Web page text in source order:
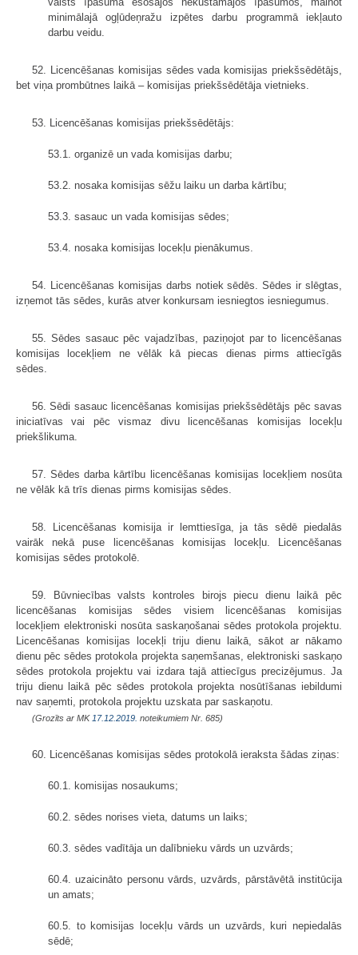
minimālajā ogļūdeņražu izpētes darbu programmā iekļauto
darbu veidu.
52. Licencēšanas komisijas sēdes vada komisijas priekšsēdētājs,
bet viņa prombūtnes laikā – komisijas priekšsēdētāja vietnieks.
53. Licencēšanas komisijas priekšsēdētājs:
53.1. organizē un vada komisijas darbu;
53.2. nosaka komisijas sēžu laiku un darba kārtību;
53.3. sasauc un vada komisijas sēdes;
53.4. nosaka komisijas locekļu pienākumus.
54. Licencēšanas komisijas darbs notiek sēdēs. Sēdes ir slēgtas,
izņemot tās sēdes, kurās atver konkursam iesniegtos iesniegumus.
55. Sēdes sasauc pēc vajadzības, paziņojot par to licencēšanas
komisijas locekļiem ne vēlāk kā piecas dienas pirms attiecīgās
sēdes.
56. Sēdi sasauc licencēšanas komisijas priekšsēdētājs pēc savas
iniciatīvas vai pēc vismaz divu licencēšanas komisijas locekļu
priekšlikuma.
57. Sēdes darba kārtību licencēšanas komisijas locekļiem nosūta
ne vēlāk kā trīs dienas pirms komisijas sēdes.
58. Licencēšanas komisija ir lemttiesīga, ja tās sēdē piedalās
vairāk nekā puse licencēšanas komisijas locekļu. Licencēšanas
komisijas sēdes protokolē.
59. Būvniecības valsts kontroles birojs piecu dienu laikā pēc
licencēšanas komisijas sēdes visiem licencēšanas komisijas
locekļiem elektroniski nosūta saskaņošanai sēdes protokola projektu.
Licencēšanas komisijas locekļi triju dienu laikā, sākot ar nākamo
dienu pēc sēdes protokola projekta saņemšanas, elektroniski saskaņo
sēdes protokola projektu vai izdara tajā attiecīgus precizējumus. Ja
triju dienu laikā pēc sēdes protokola projekta nosūtīšanas iebildumi
nav saņemti, protokola projektu uzskata par saskaņotu.
(Grozīts ar MK 17.12.2019. noteikumiem Nr. 685)
60. Licencēšanas komisijas sēdes protokolā ieraksta šādas ziņas:
60.1. komisijas nosaukums;
60.2. sēdes norises vieta, datums un laiks;
60.3. sēdes vadītāja un dalībnieku vārds un uzvārds;
60.4. uzaicināto personu vārds, uzvārds, pārstāvētā institūcija
un amats;
60.5. to komisijas locekļu vārds un uzvārds, kuri nepiedalās
sēdē;